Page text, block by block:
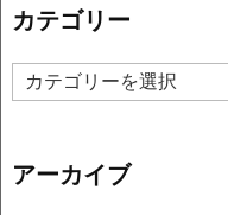
カテゴリー
カ
テ
ー
アーカイブ